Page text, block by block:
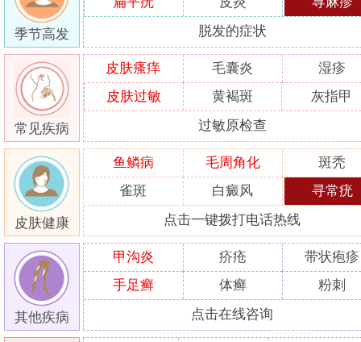
季节高发 脱发的症状
常见疾病
皮肤瘙痒 毛囊炎
湿疹
皮肤过敏
黄褐斑 灰指甲
过敏原检查
皮肤健康
鱼鳞病 毛周角化
斑秃
雀斑
白癜风 寻常疣
点击一键拨打电话热线
其他疾病
甲沟炎 疥疮
带状疱疹
手足癣
体癣 粉刺
点击在线咨询